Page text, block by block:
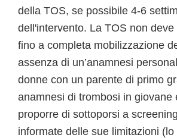
della TOS, se possibile 4-6
dell'intervento. La TOS non
fino a completa mobilizzazione
assenza di un’anamnesi
donne con un parente di primo
anamnesi di trombosi in giovane
proporre di sottoporsi a
informate delle sue limitazioni (lo